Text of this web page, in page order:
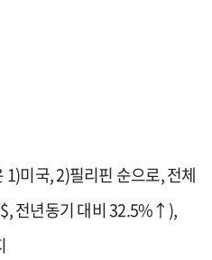
1)미국,2)필리핀 순으로,전체
$,전년동기 대비32.5%↑ ),